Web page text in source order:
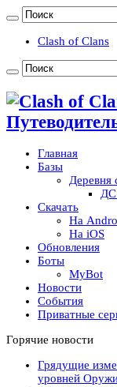
Clash of Clans
Главная
Базы
Деревня
ДС
Скачать
На
На iOS
Обновления
Боты
MyBot
Новости
События
Приватные
Горячие новости
Грядущие
уровней